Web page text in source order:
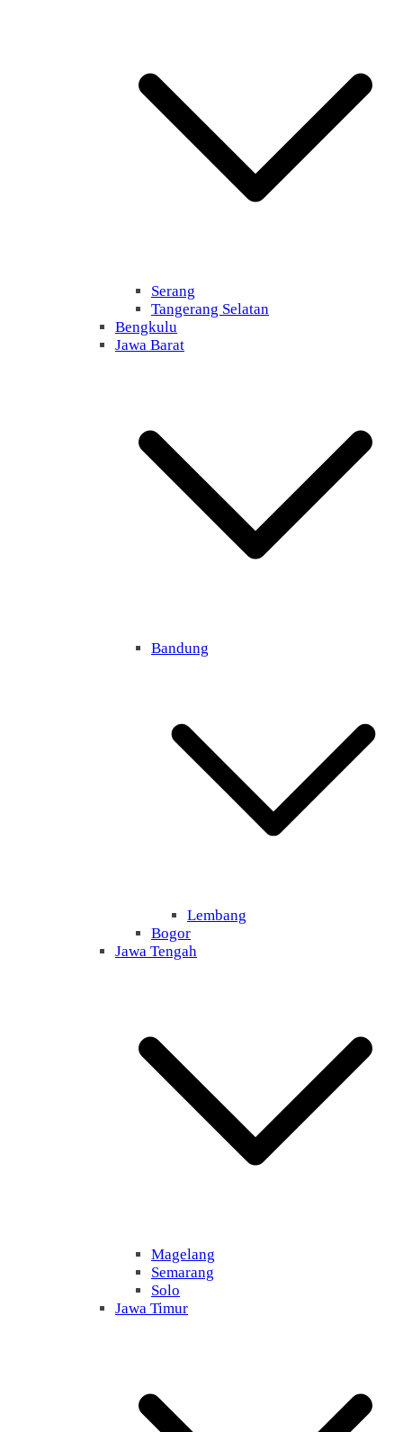
Serang
Tangerang Selatan
Bengkulu
Jawa Barat
Bandung
Lembang
Bogor
Jawa Tengah
Magelang
Semarang
Solo
Jawa Timur